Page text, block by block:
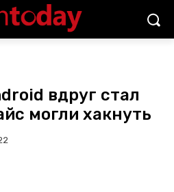
вдруг стал
могли хакнуть